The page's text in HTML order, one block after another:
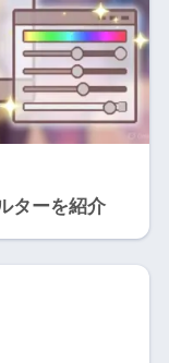
ターを紹介